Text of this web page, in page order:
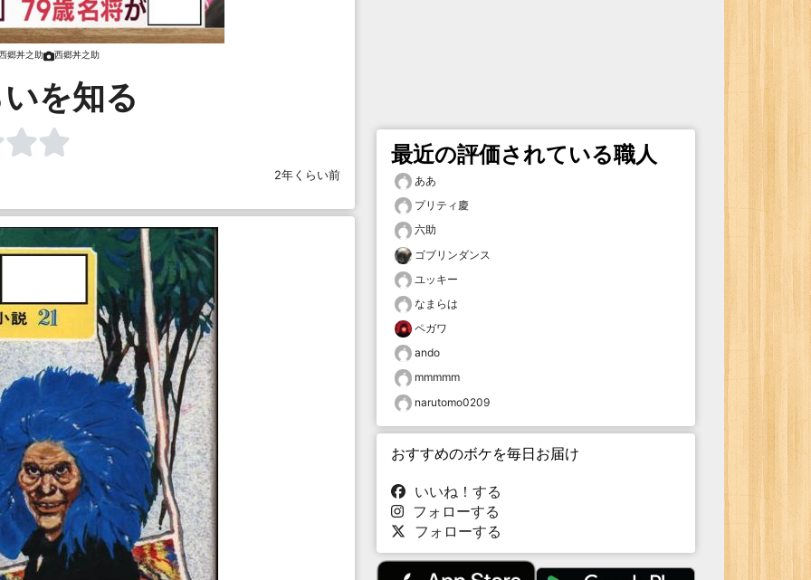
郷丼之助 西郷丼之助
を知る
2年くらい前
最近の評価されている職人
ああ
プリティ慶
六助
ゴブリンダンス
ユッキー
なまらは
ペガワ
ando
mmmmm
narutomo0209
おすすめのボケを毎日お届け
いいね！する
フォローする
フォローする